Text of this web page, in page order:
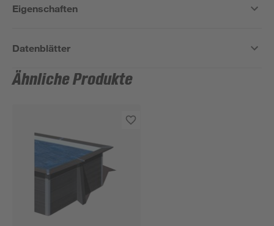
Eigenschaften
Datenblätter
Ähnliche Produkte